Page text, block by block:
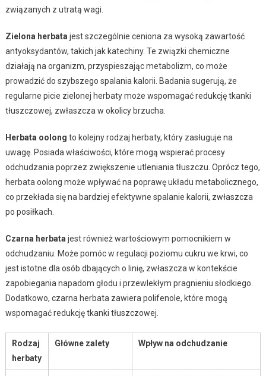
związanych z utratą wagi.
Zielona herbata jest szczególnie ceniona za wysoką zawartość
antyoksydantów, takich jak katechiny. Te związki chemiczne
działają na organizm, przyspieszając metabolizm, co może
prowadzić do szybszego spalania kalorii. Badania sugerują, że
regularne picie zielonej herbaty może wspomagać redukcję tkanki
tłuszczowej, zwłaszcza w okolicy brzucha.
Herbata oolong to kolejny rodzaj herbaty, który zasługuje na
uwagę. Posiada właściwości, które mogą wspierać procesy
odchudzania poprzez zwiększenie utleniania tłuszczu. Oprócz tego,
herbata oolong może wpływać na poprawę układu metabolicznego,
co przekłada się na bardziej efektywne spalanie kalorii, zwłaszcza
po posiłkach.
Czarna herbata jest również wartościowym pomocnikiem w
odchudzaniu. Może pomóc w regulacji poziomu cukru we krwi, co
jest istotne dla osób dbających o linię, zwłaszcza w kontekście
zapobiegania napadom głodu i przewlekłym pragnieniu słodkiego.
Dodatkowo, czarna herbata zawiera polifenole, które mogą
wspomagać redukcję tkanki tłuszczowej.
Rodzaj
herbaty
Główne zalety Wpływ na odchudzanie